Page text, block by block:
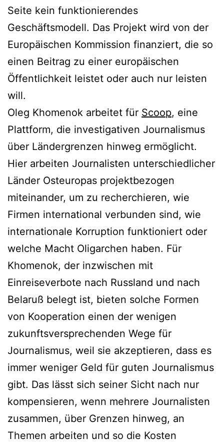
Seite kein funktionierendes
Geschäftsmodell. Das Projekt wird von der
Europäischen Kommission finanziert, die so
einen Beitrag zu einer europäischen
Öffentlichkeit leistet oder auch nur leisten
will.
Oleg Khomenok arbeitet für Scoop, eine
Plattform, die investigativen Journalismus
über Ländergrenzen hinweg ermöglicht.
Hier arbeiten Journalisten unterschiedlicher
Länder Osteuropas projektbezogen
miteinander, um zu recherchieren, wie
Firmen international verbunden sind, wie
internationale Korruption funktioniert oder
welche Macht Oligarchen haben. Für
Khomenok, der inzwischen mit
Einreiseverbote nach Russland und nach
Belaruß belegt ist, bieten solche Formen
von Kooperation einen der wenigen
zukunftsversprechenden Wege für
Journalismus, weil sie akzeptieren, dass es
immer weniger Geld für guten Journalismus
gibt. Das lässt sich seiner Sicht nach nur
kompensieren, wenn mehrere Journalisten
zusammen, über Grenzen hinweg, an
Themen arbeiten und so die Kosten